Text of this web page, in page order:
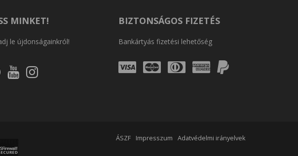
MINKET!
le újdonságainkról!
Kövess Kövess
a
Kövess
az
BIZTONSÁGOS FIZETÉS
Bankártyás fizetési lehetőség
Visa Mastercard
Diners
Club
AmexPayPal
ÁSZF Impresszum Adatvédelmi irányelvek